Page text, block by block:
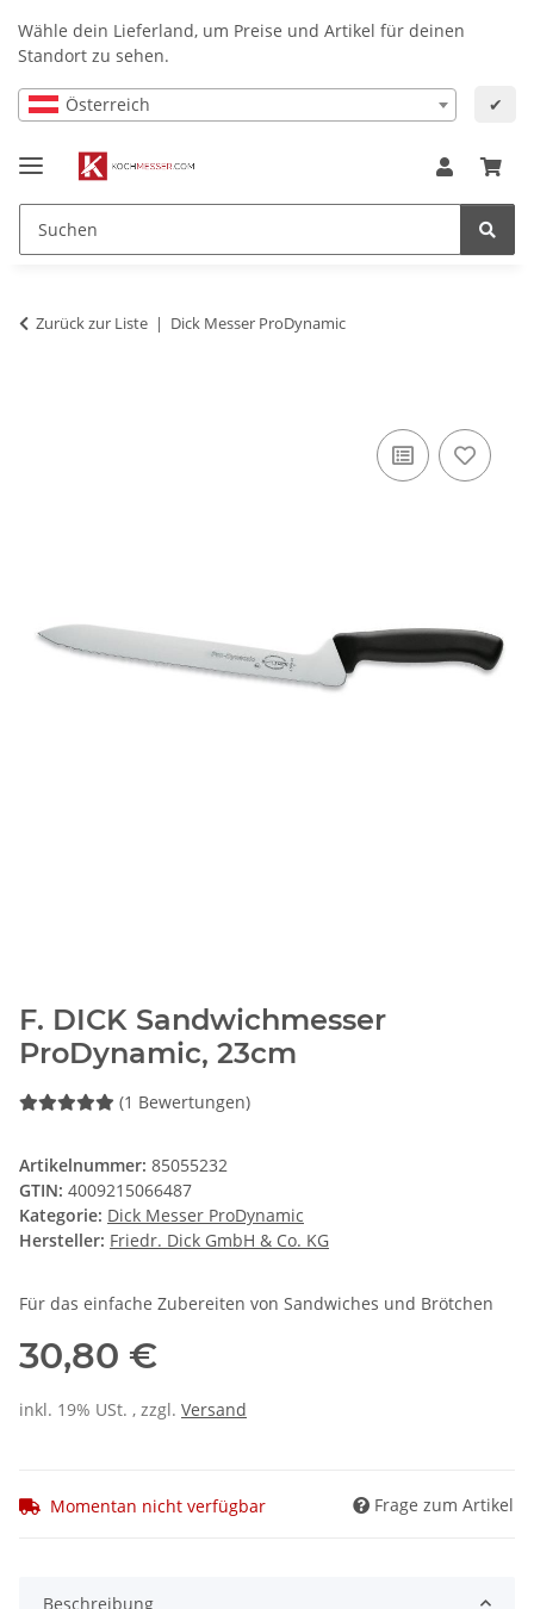
Wähle dein Lieferland, um Preise und Artikel für deinen
Standort zu sehen.
Österreich ✔
Zurück zur Liste Dick Messer ProDynamic
F. DICK Sandwichmesser
ProDynamic, 23cm
(1 Bewertungen)
Artikelnummer: 85055232
GTIN: 4009215066487
Kategorie: Dick Messer ProDynamic
Hersteller: Friedr. Dick GmbH & Co. KG
Für das einfache Zubereiten von Sandwiches und Brötchen
30,80 €
inkl. 19% USt. , zzgl. Versand
Momentan nicht verfügbar Frage zum Artikel
Beschreibung